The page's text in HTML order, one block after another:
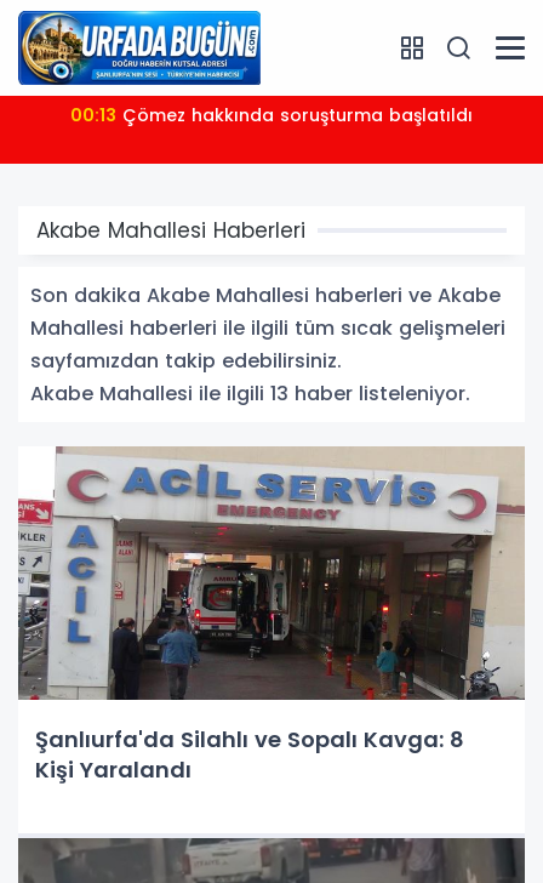
00:13 Çömez hakkında soruşturma başlatıldı
Akabe Mahallesi Haberleri
Son dakika Akabe Mahallesi haberleri ve Akabe
Mahallesi haberleri ile ilgili tüm sıcak gelişmeleri
sayfamızdan takip edebilirsiniz.
Akabe Mahallesi ile ilgili 13 haber listeleniyor.
Şanlıurfa'da Silahlı ve Sopalı Kavga: 8
Kişi Yaralandı